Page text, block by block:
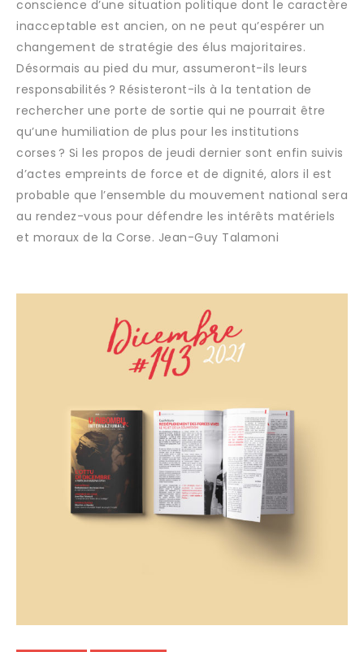
conscience d’une situation politique dont le caractère
inacceptable est ancien, on ne peut qu’espérer un
changement de stratégie des élus majoritaires.
Désormais au pied du mur, assumeront-ils leurs
responsabilités ? Résisteront-ils à la tentation de
rechercher une porte de sortie qui ne pourrait être
qu’une humiliation de plus pour les institutions
corses ? Si les propos de jeudi dernier sont enfin suivis
d’actes empreints de force et de dignité, alors il est
probable que l’ensemble du mouvement national sera
au rendez-vous pour défendre les intérêts matériels
et moraux de la Corse. Jean-Guy Talamoni